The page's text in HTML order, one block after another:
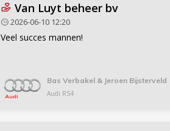
Van Luyt beheer bv
2026-06-10 12:20
Veel succes mannen!
Bas Verbakel & Jeroen Bijsterveld
Audi RS4